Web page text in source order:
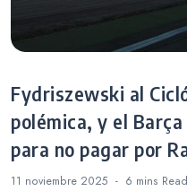
Fydriszewski al
polémica, y el Barça
para no pagar por
11 noviembre 2025 6 mins Read